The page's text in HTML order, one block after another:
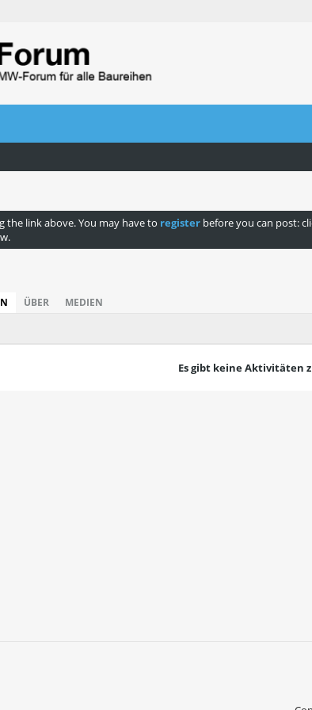
the link above. You may have to register before you can post:
ÜBER MEDIEN
Es gibt keine Aktivitäten